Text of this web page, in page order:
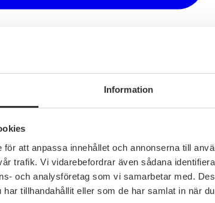
Information
att anpassa innehållet och annonserna till
trafik. Vi vidarebefordrar även sådana
och analysföretag som vi samarbetar med.
har tillhandahållit eller som de har samlat in när